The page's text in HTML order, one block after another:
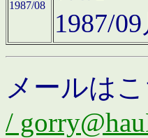
1987/08
1987/
メールは
/